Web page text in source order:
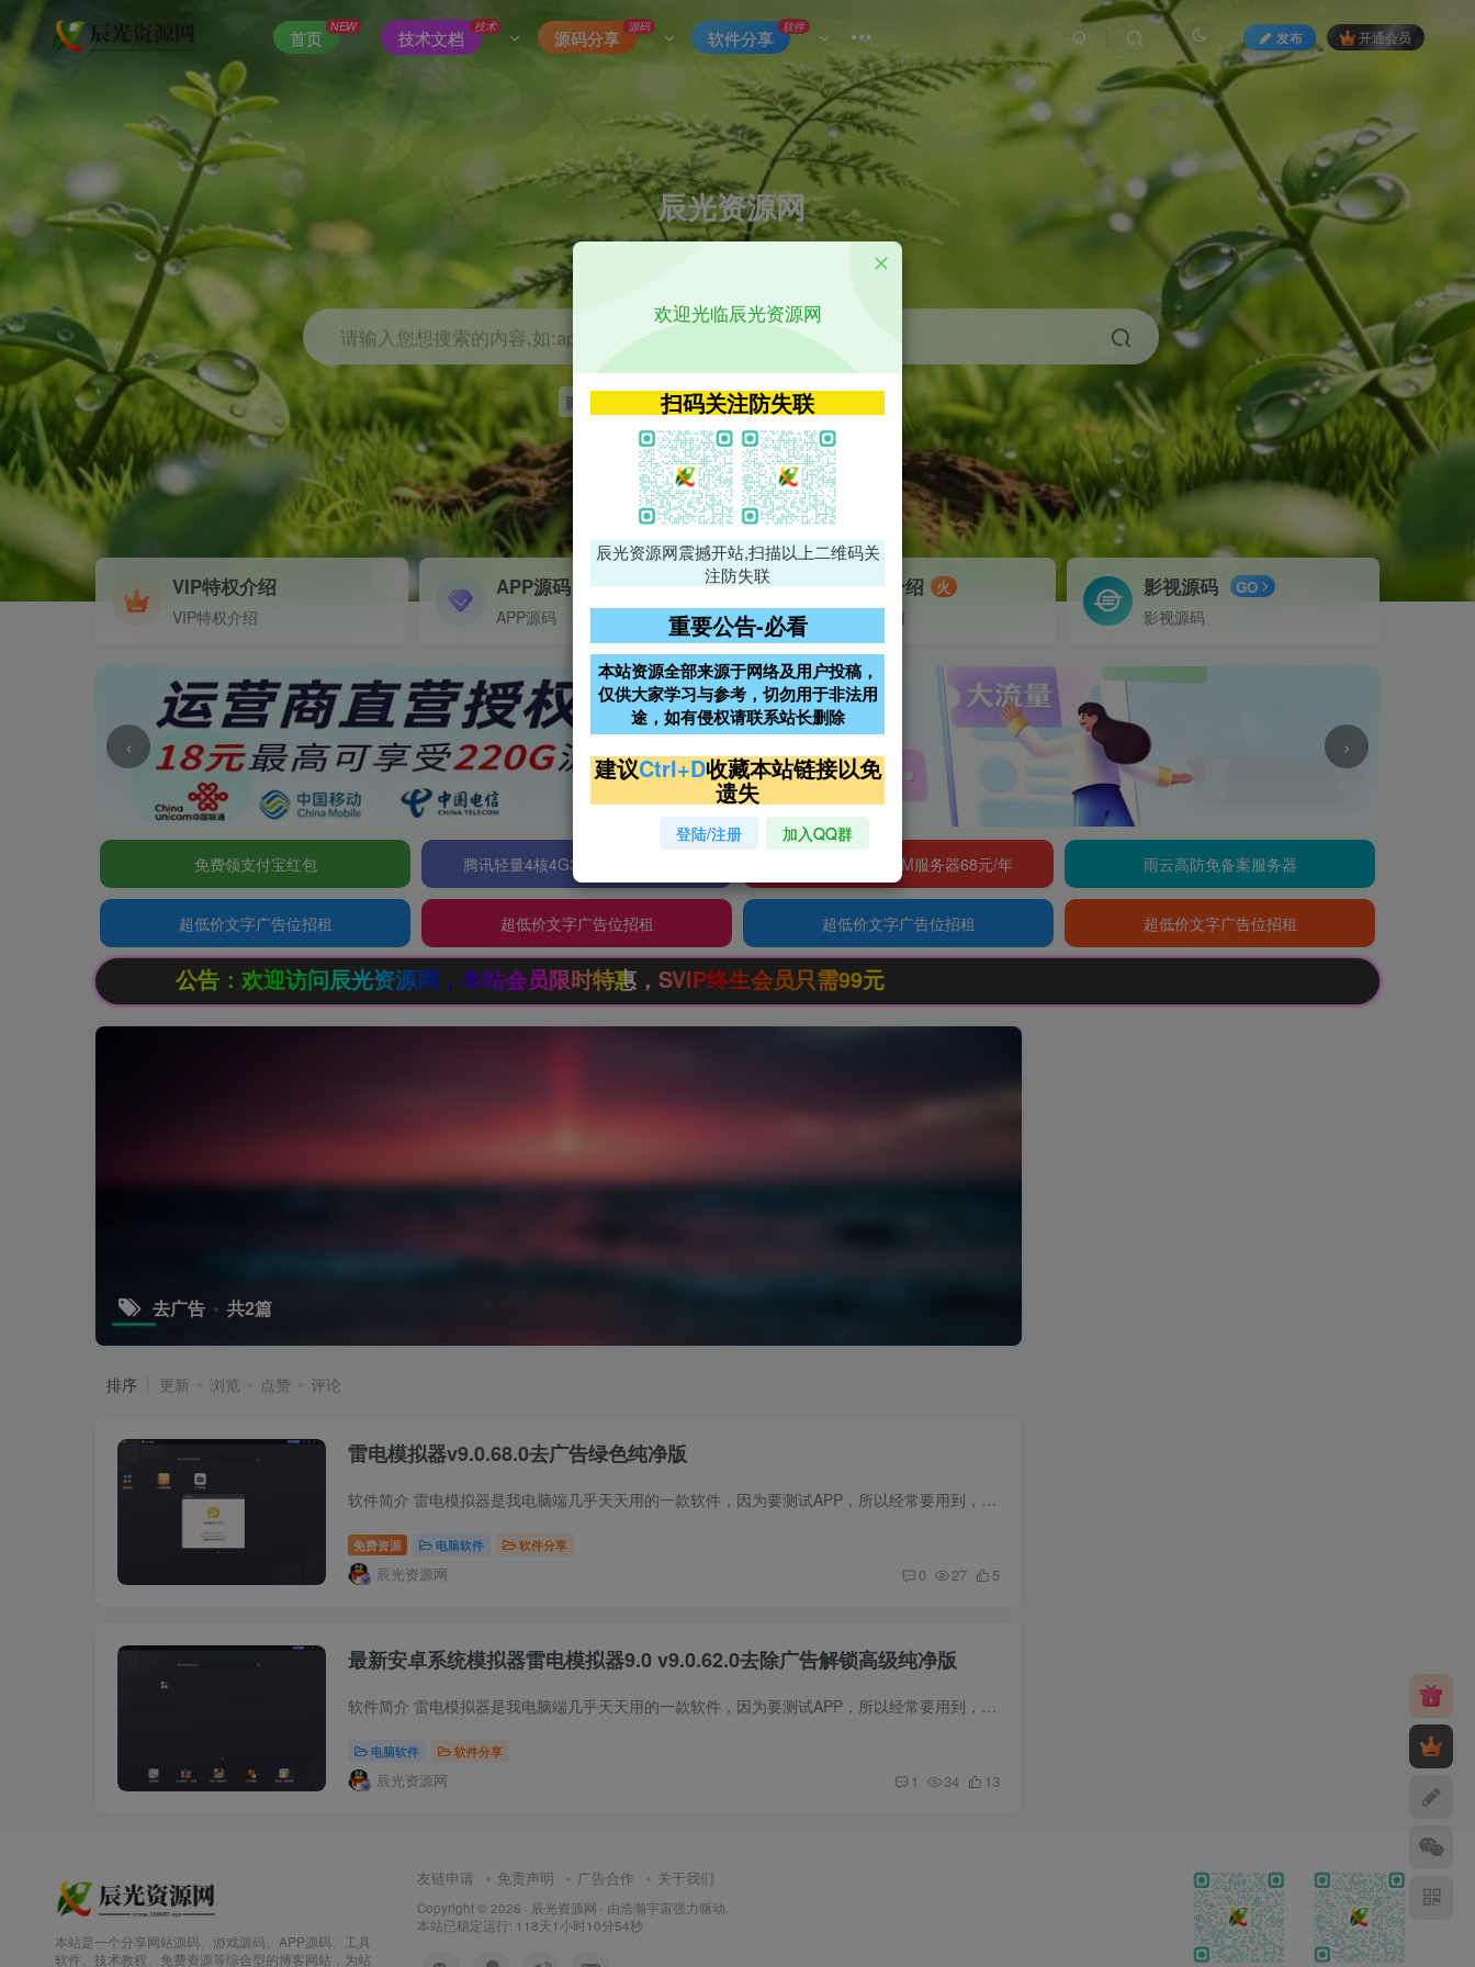
首页
NEW
技术文档
技术
源码分享
源码
软件分享
软件
发布 开通会员
辰光资源网
优质的网络资源分享平台
请输入您想搜索的内容,如:app源码
影视 神马 getapp 原神
VIP特权介绍
VIP特权介绍
APP源码
APP源码
VIP特权介绍 火
VIP特权介绍
影视源码 GO
影视源码
‹ ›
免费领支付宝红包 腾讯轻量4核4G3M服务器38元/年 阿里云2核2G200M服务器68元/年 雨云高防免备案服务器
超低价文字广告位招租 超低价文字广告位招租 超低价文字广告位招租 超低价文字广告位招租
公告：欢迎访问辰光资源网，本站会员限时特惠，SVIP终生会员只需99元
去广告 共2篇
排序 更新 浏览 点赞 评论
雷电模拟器v9.0.68.0去广告绿色纯净版
软件简介 雷电模拟器是我电脑端几乎天天用的一款软件，因为要测试APP，所以经常要用到，雷电模拟器是一个比较稳定的安卓模拟器，今天一生相随博客所分享的是v9.0.68.0去广告纯净版本。雷电模拟...
免费资源 电脑软件 软件分享
辰光资源网 0 27 5
最新安卓系统模拟器雷电模拟器9.0 v9.0.62.0去除广告解锁高级纯净版
软件简介 雷电模拟器是我电脑端几乎天天用的一款软件，因为要测试APP，所以经常要用到，雷电模拟器是一个比较稳定的安卓模拟器，今天一生相随博客所分享的是去广告纯净版本。雷电模拟器9是基于...
电脑软件 软件分享
辰光资源网 1 34 13
本站是一个分享网站源码、游戏源码、APP源码、工具
软件、技术教程、免费资源等综合型的博客网站，为站
友链申请 免责声明 广告合作 关于我们
Copyright © 2026 · 辰光资源网 · 由浩瀚宇宙强力驱动.
本站已稳定运行: 118天1小时10分55秒
欢迎光临辰光资源网
扫码关注防失联
辰光资源网震撼开站,扫描以上二维码关
注防失联
重要公告-必看
本站资源全部来源于网络及用户投稿，
仅供大家学习与参考，切勿用于非法用
途，如有侵权请联系站长删除
建议Ctrl+D收藏本站链接以免
遗失
登陆/注册 加入QQ群